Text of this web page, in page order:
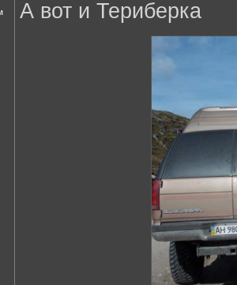
А вот и Териберка